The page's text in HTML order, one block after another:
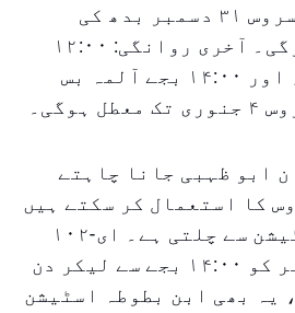
اسٹیشن سے اس کی سروس ۳۱ دسمبر بدھ کی
دوپہر سے معطل ہوگی۔ آخری روانگی: ۱۲:۰۰
بجے ابو ظہبی سے، اور ۱۴:۰۰ بجے آلمہ بس
ابو ظہبی جانا چاہتے
ای-۱۰۱ سروس کا استعمال کر سکتے ہیں
جو ابن بطوطہ اسٹیشن سے چلتی ہے۔ ای-۱۰۲
سروس بھی ۳۱ دسمبر کو ۱۴:۰۰ بجے سے لیکر دن
یہ بھی ابن بطوطہ اسٹیشن